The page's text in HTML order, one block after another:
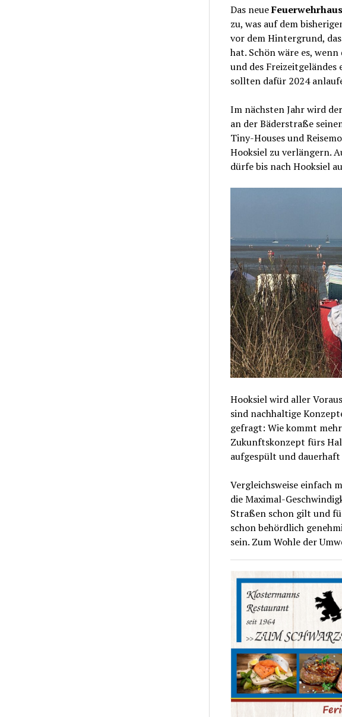
Das neueFeuerwehrhaus
zu, was auf dem
vor dem Hintergrund,
hat. Schön wäre es,
und des
sollten dafür 2024
Im nächsten Jahr wird der
an der Bäderstraße
Tiny-Houses und
Hooksiel zu verlängern.
dürfe bis nach Hooksiel
Hooksiel wird aller
sind nachhaltige
gefragt: Wie kommt
Zukunftskonzept fürs
aufgespült und
Vergleichsweise einfach
die Maximal-
Straßen schon gilt und
schon behördlich
sein. Zum Wohle der